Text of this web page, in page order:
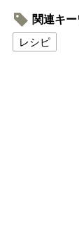
関連キ
レシピ